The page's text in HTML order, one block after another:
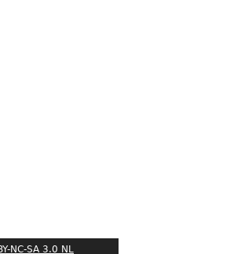
NC-SA 3.0 NL